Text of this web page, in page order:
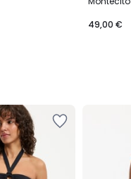
49,00 €